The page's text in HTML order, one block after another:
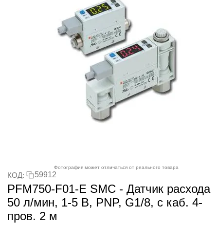
Фотография может отличаться от реального товара
КОД: 59912
PFM750-F01-E SMC - Датчик расхода
50 л/мин, 1-5 В, PNP, G1/8, с каб. 4-
пров. 2 м